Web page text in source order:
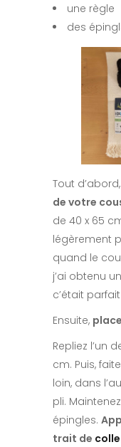
une règle
des
Tout d’abord,
de votre
de 40 x 65
légèrement
quand le
j’ai obtenu
c’était parfait
Ensuite,
Repliez l’un
cm. Puis,
loin, dans
pli.
épingles.
trait de